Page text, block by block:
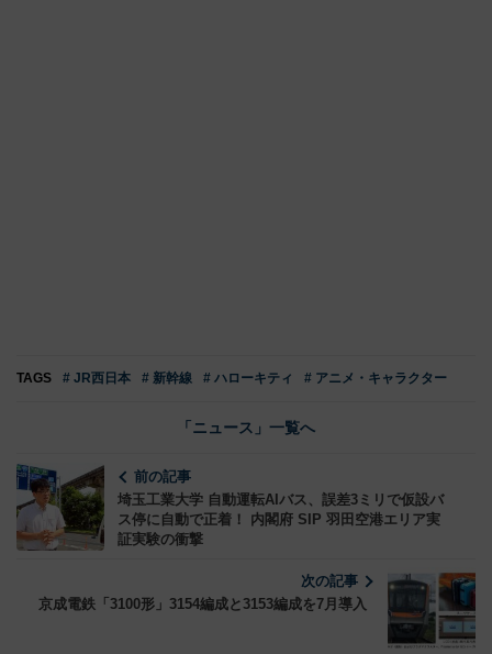
TAGS # JR西日本 # 新幹線 # ハローキティ # アニメ・キャラクター
「ニュース」一覧へ
前の記事
埼玉工業大学 自動運転AIバス、誤差3ミリで仮設バ
ス停に自動で正着！ 内閣府 SIP 羽田空港エリア実
証実験の衝撃
次の記事
京成電鉄「3100形」3154編成と3153編成を7月導入